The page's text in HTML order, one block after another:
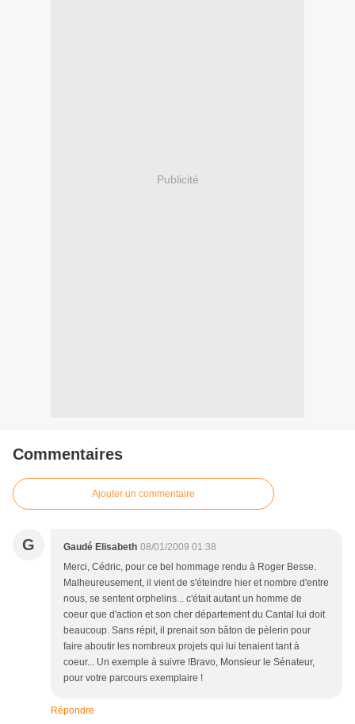
Publicité
Commentaires
Ajouter un commentaire
G Gaudé Elisabeth 08/01/2009 01:38
Merci, Cédric, pour ce bel hommage rendu à Roger Besse.
Malheureusement, il vient de s'éteindre hier et nombre d'entre
nous, se sentent orphelins... c'était autant un homme de
coeur que d'action et son cher département du Cantal lui doit
beaucoup. Sans répit, il prenait son bâton de pèlerin pour
faire aboutir les nombreux projets qui lui tenaient tant à
coeur... Un exemple à suivre !Bravo, Monsieur le Sénateur,
pour votre parcours exemplaire !
Répondre